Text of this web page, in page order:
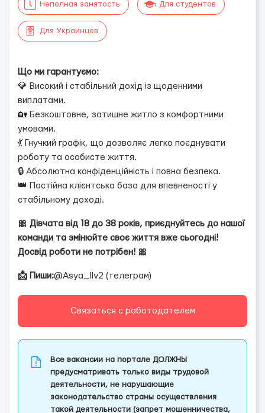
Неполная занятость Для студентов
Для Украинцев
Що ми гарантуємо:
💎 Високий і стабільний дохід із щоденними
виплатами.
🏡 Безкоштовне, затишне житло з комфортними
умовами.
💃 Гнучкий графік, що дозволяє легко поєднувати
роботу та особисте життя.
🔒 Абсолютна конфіденційність і повна безпека.
👑 Постійна клієнтська база для впевненості у
стабільному доході.
🎀 Дівчата від 18 до 38 років, приєднуйтесь до нашої
команди та змінюйте своє життя вже сьогодні!
Досвід роботи не потрібен! 🎀
📩 Пиши:@Asya_llv2 (телеграм)
Связаться с работодателем
Все вакансии на портале ДОЛЖНЫ
предусматривать только виды трудовой
деятельности, не нарушающие
законодательство страны осуществления
такой деятельности (запрет мошенничества,